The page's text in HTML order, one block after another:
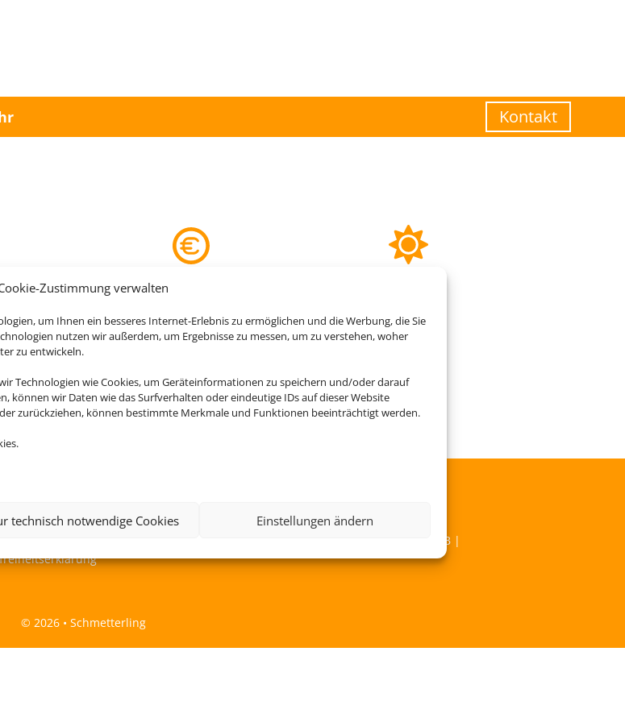
Zustimmung verwalten
um Ihnen ein besseres Internet-Erlebnis zu ermöglichen und die Werbung, die Sie
nutzen wir außerdem, um Ergebnisse zu messen, um zu verstehen, woher
zu entwickeln.
Technologien wie Cookies, um Geräteinformationen zu speichern und/oder darauf
können wir Daten wie das Surfverhalten oder eindeutige IDs auf dieser Website
zurückziehen, können bestimmte Merkmale und Funktionen beeinträchtigt werden.
technisch notwendige Cookies Einstellungen ändern
Kontakt
Informationen
AGB|
© 2026 • Schmetterling